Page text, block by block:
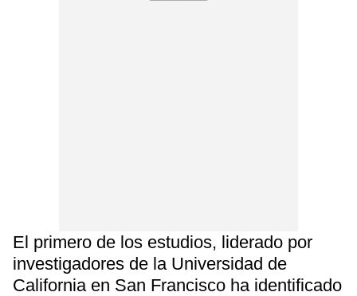
El primero de los estudios, liderado por
investigadores de la Universidad de
California en San Francisco ha identificado